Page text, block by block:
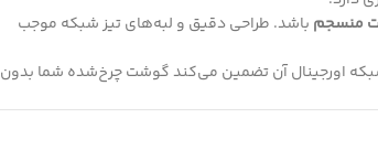
منسجم باشد. طراحی دقیق و لبه‌های تیز شبکه موجب
اورجینال آن تضمین می‌کند گوشت چرخ‌شده شما بدون